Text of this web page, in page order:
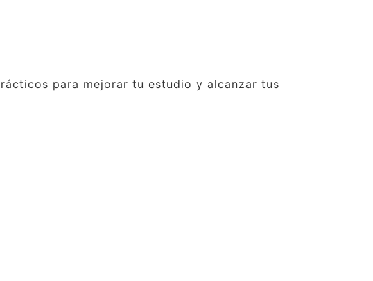
para mejorar tu estudio y alcanzar tus